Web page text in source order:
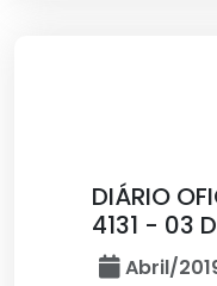
DIÁRIO
4131 - 03
Abril/